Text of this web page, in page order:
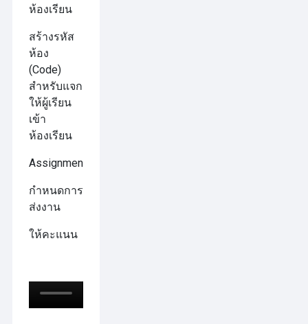
ห้องเรียน
สร้างรหัส
ห้อง
(Code)
สำหรับแจก
ให้ผู้เรียน
เข้า
ห้องเรียน
Assignments
กำหนดการ
ส่งงาน
ให้คะแนน